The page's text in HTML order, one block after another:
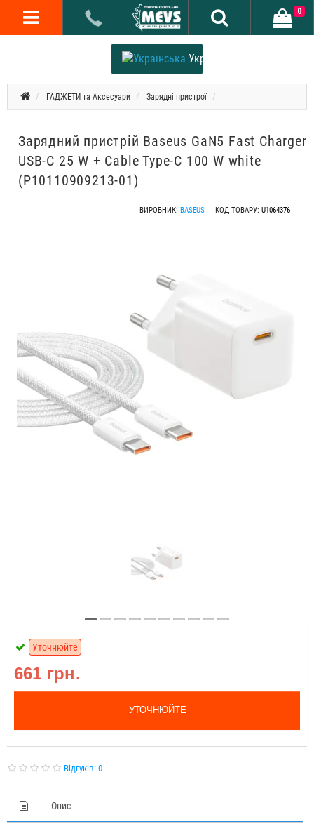
Українська
0
ГАДЖЕТИ та Аксесуари Зарядні пристрої
Зарядний пристрій Baseus GaN5 Fast Charger
USB-C 25 W + Cable Type-C 100 W white
(P10110909213-01)
ВИРОБНИК: BASEUS КОД ТОВАРУ: U1064376
661 грн.
Уточнюйте
УТОЧНЮЙТЕ
Відгуків: 0
Опис